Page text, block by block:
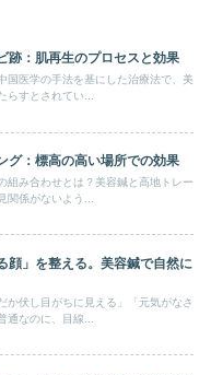
跡：肌再生のプロセスと効果
国医学の手法を基にした治療法で、美
らすとされてい...
グ：標高の高い場所での効果
組み合わせとは？美容鍼と高地トレー
関係がないよう...
顔」を整える。美容鍼で自然に
か伏し目がちに見える」「元気がなさ
通なのに、目線...